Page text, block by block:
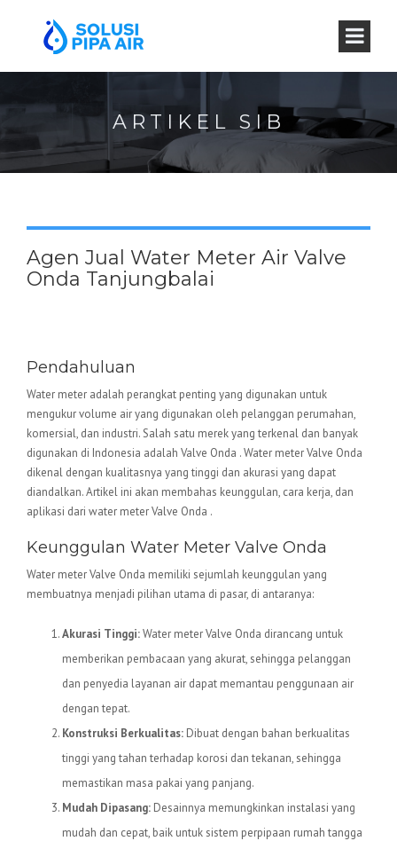
ARTIKEL SIB
Agen Jual Water Meter Air Valve
Onda Tanjungbalai
Pendahuluan
Water meter adalah perangkat penting yang digunakan untuk
mengukur volume air yang digunakan oleh pelanggan perumahan,
komersial, dan industri. Salah satu merek yang terkenal dan banyak
digunakan di Indonesia adalah Valve Onda . Water meter Valve Onda
dikenal dengan kualitasnya yang tinggi dan akurasi yang dapat
diandalkan. Artikel ini akan membahas keunggulan, cara kerja, dan
aplikasi dari water meter Valve Onda .
Keunggulan Water Meter Valve Onda
Water meter Valve Onda memiliki sejumlah keunggulan yang
membuatnya menjadi pilihan utama di pasar, di antaranya:
Akurasi Tinggi:Water meter Valve Onda dirancang untuk
memberikan pembacaan yang akurat, sehingga pelanggan
dan penyedia layanan air dapat memantau penggunaan air
dengan tepat.
Konstruksi Berkualitas: Dibuat dengan bahan berkualitas
tinggi yang tahan terhadap korosi dan tekanan, sehingga
memastikan masa pakai yang panjang.
Mudah Dipasang: Desainnya memungkinkan instalasi yang
mudah dan cepat, baik untuk sistem perpipaan rumah tangga